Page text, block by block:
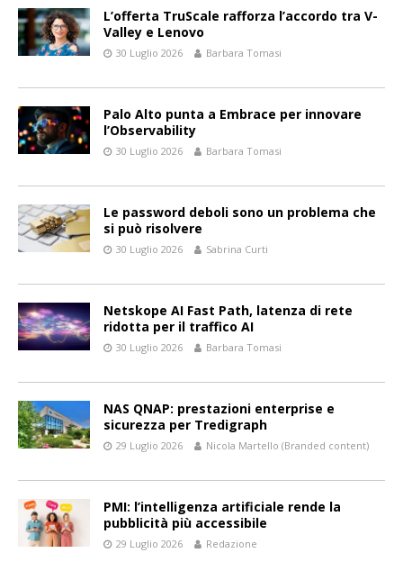
L’offerta TruScale rafforza l’accordo tra V-
Valley e Lenovo
30 Luglio 2026 Barbara Tomasi
Palo Alto punta a Embrace per innovare
l’Observability
30 Luglio 2026 Barbara Tomasi
Le password deboli sono un problema che
si può risolvere
30 Luglio 2026 Sabrina Curti
Netskope AI Fast Path, latenza di rete
ridotta per il traffico AI
30 Luglio 2026 Barbara Tomasi
NAS QNAP: prestazioni enterprise e
sicurezza per Tredigraph
29 Luglio 2026 Nicola Martello (Branded content)
PMI: l’intelligenza artificiale rende la
pubblicità più accessibile
29 Luglio 2026 Redazione